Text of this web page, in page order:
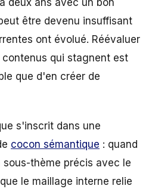
deux ans avec un bon
être devenu insuffisant
ont évolué. Réévaluer
qui stagnent est
que d'en créer de
s'inscrit dans une
cocon sémantique : quand
thème précis avec le
le maillage interne relie